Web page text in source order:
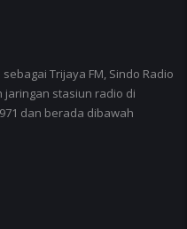
Trijaya FM, Sindo Radio
jaringan stasiun radio di
dan berada dibawah